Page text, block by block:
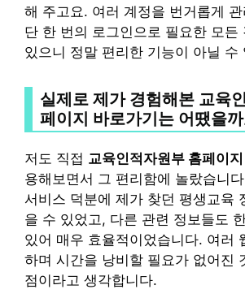
해 주고요. 여러 계정을 번거롭게
단 한 번의 로그인으로 필요한 모든
있으니 정말 편리한 기능이 아닐 수
실제로 제가 경험해본 교육
페이지 바로가기는 어땠을
저도 직접 교육인적자원부 홈페이
용해보면서 그 편리함에 놀랐습니
서비스 덕분에 제가 찾던 평생교육
을 수 있었고, 다른 관련 정보들도
있어 매우 효율적이었습니다. 여러
하며 시간을 낭비할 필요가 없어진
점이라고 생각합니다.